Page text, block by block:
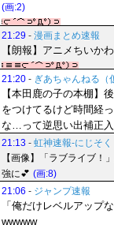
(画:2)
21:29 - 漫画まとめ速報
【朗報】アニメちいか
21:20 - ぎあちゃんねる（
【本田鹿の子の本棚】
をつけてるけど時間経
な…って逆思い出補正
21:13 - 虹神速報-にじそ
【画像】「ラブライブ！
強に💕 (画:8)
21:06 - ジャンプ速報
「俺だけレベルアップ
wwwww